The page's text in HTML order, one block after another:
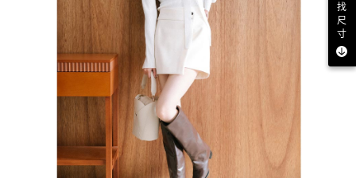
找
尺
寸